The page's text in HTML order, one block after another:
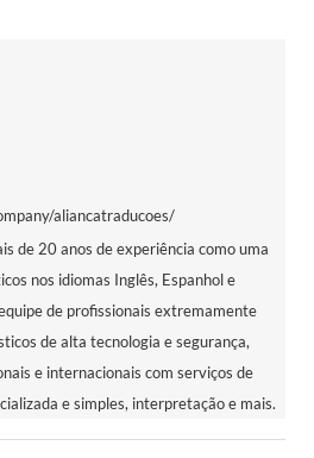
aliancatraducoes/
de 20 anos de experiência como uma
nos idiomas Inglês, Espanhol e
de profissionais extremamente
de alta tecnologia e segurança,
e internacionais com serviços de
e simples, interpretação e mais.